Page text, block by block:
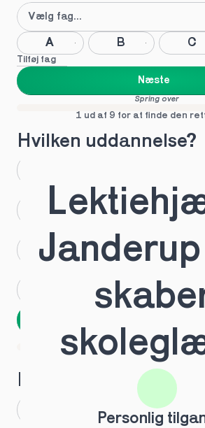
A B C
Tilføj fag
Næste
Spring over
1 ud af 9 for at finde den
Hvilken uddannelse?
HTX
IB
Andet
Spring over
1 ud af 9 for at finde den
Hvilken årgang?
Personlig